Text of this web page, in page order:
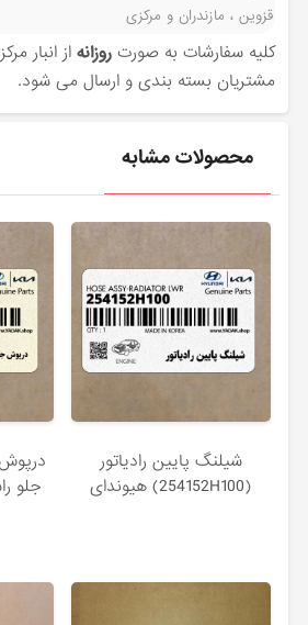
قزوین ، مازندران و مرکزی
کلیه سفارشات به صورتروزانه از انبار
مشتریان بسته بندی و ارسال می شود.
محصولات مشابه
شيلنگ پايين رادياتور
(254152H100) هیوندای